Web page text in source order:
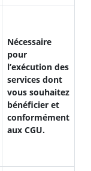
Nécessaire
pour
l’exécution des
services dont
vous souhaitez
bénéficier et
conformément
aux CGU.